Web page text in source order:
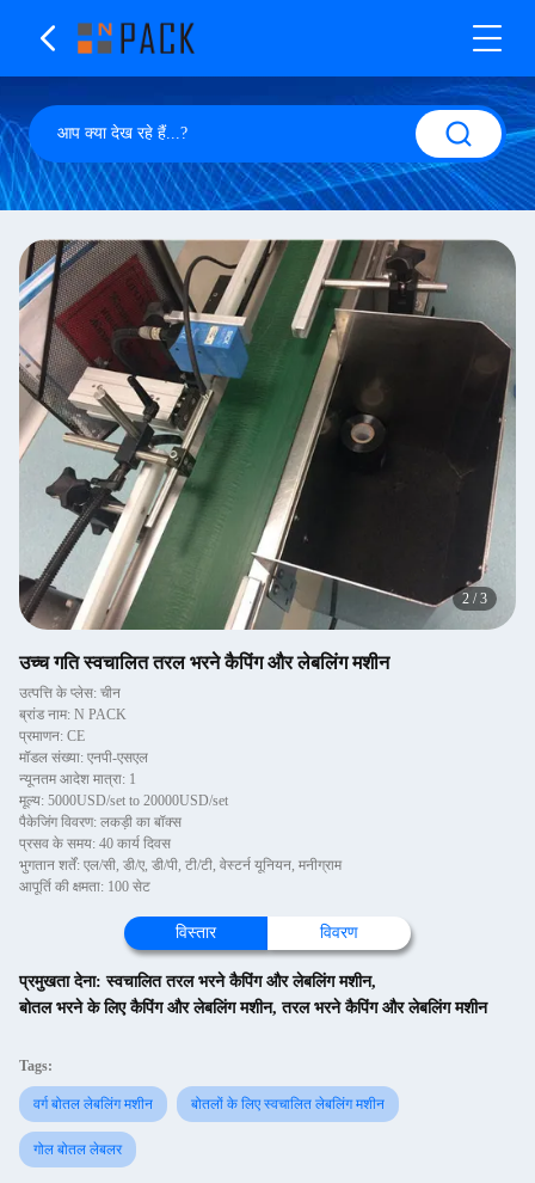
2 /3
उच्च गति स्वचालित तरल भरने कैपिंग और लेबलिंग मशीन
उत्पत्ति के प्लेस: चीन
ब्रांड नाम: N PACK
प्रमाणन: CE
मॉडल संख्या: एनपी-एसएल
न्यूनतम आदेश मात्रा: 1
मूल्य: 5000USD/set to 20000USD/set
पैकेजिंग विवरण: लकड़ी का बॉक्स
प्रसव के समय: 40 कार्य दिवस
भुगतान शर्तें: एल/सी, डी/ए, डी/पी, टी/टी, वेस्टर्न यूनियन, मनीग्राम
आपूर्ति की क्षमता: 100 सेट
विस्तार विवरण
प्रमुखता देना:स्वचालित तरल भरने कैपिंग और लेबलिंग मशीन,
बोतल भरने के लिए कैपिंग और लेबलिंग मशीन,तरल भरने कैपिंग और लेबलिंग मशीन
Tags:
वर्ग बोतल लेबलिंग मशीन बोतलों के लिए स्वचालित लेबलिंग मशीन
गोल बोतल लेबलर